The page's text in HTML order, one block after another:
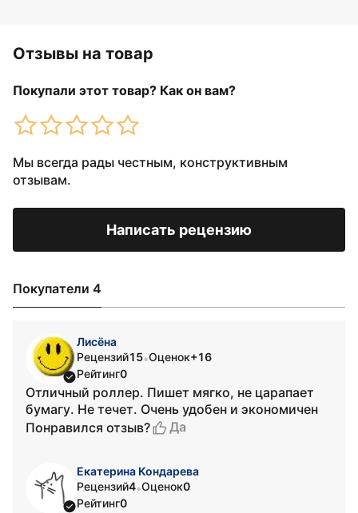
Отзывы на товар
Покупали этот товар? Как он вам?
Мы всегда рады честным, конструктивным
отзывам.
Написать рецензию
Покупатели 4
Лисёна
Рецензий15•Оценок+16
Рейтинг0
Отличный роллер. Пишет мягко, не царапает
бумагу. Не течет. Очень удобен и экономичен
Понравился отзыв?
Да
Екатерина Кондарева
Рецензий4•Оценок0
Рейтинг0